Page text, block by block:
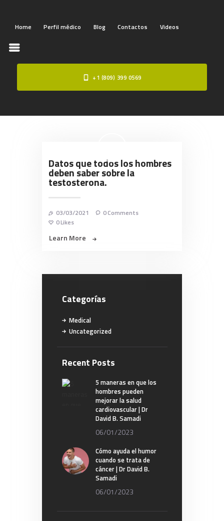
Home Perfil médico Blog Contactos Videos
+1 (809) 399 0569
BLOG
Datos que todos los hombres
deben saber sobre la
testosterona.
03/03/2021 0Comments
0Likes
Learn More
Categorías
Medical
Uncategorized
Recent Posts
5 maneras en que los
hombres pueden
mejorar la salud
cardiovascular | Dr
David B. Samadi
06/01/2023
Cómo ayuda el humor
cuando se trata de
cáncer | Dr David B.
Samadi
06/01/2023